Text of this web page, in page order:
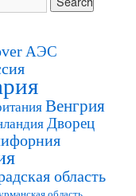
АЭС
Венгрия
Дворец
область